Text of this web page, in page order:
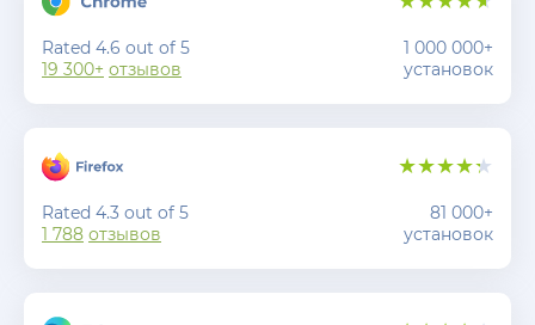
Rated 4.6 out of 5
19 300+ отзывов
1 000 000+
установок
Rated 4.3 out of 5
1 788 отзывов
81 000+
установок